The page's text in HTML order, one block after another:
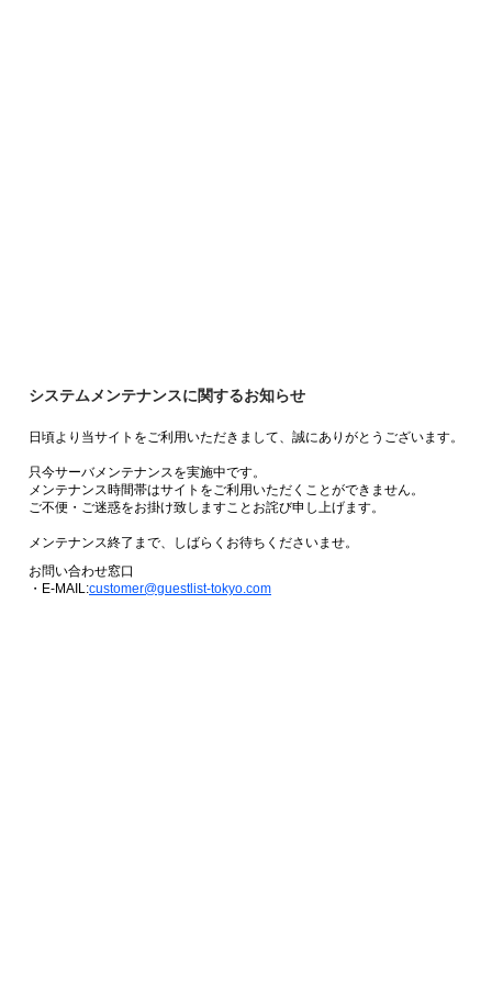
システムメンテナンスに関するお知らせ
日頃より当サイトをご利用いただきまして、誠にありがとうございます。
只今サーバメンテナンスを実施中です。
メンテナンス時間帯はサイトをご利用いただくことができません。
ご不便・ご迷惑をお掛け致しますことお詫び申し上げます。
メンテナンス終了まで、しばらくお待ちくださいませ。
お問い合わせ窓口
・E-MAIL:customer@guestlist-tokyo.com